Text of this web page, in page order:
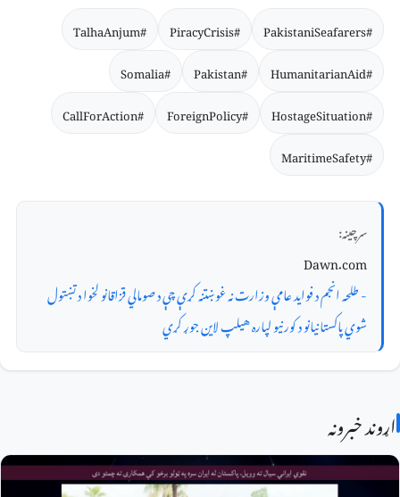
#PakistaniSeafarers
#PiracyCrisis
#TalhaAnjum
#HumanitarianAid
#Pakistan
#Somalia
#HostageSituation
#ForeignPolicy
#CallForAction
#MaritimeSafety
سرچینه:
Dawn.com
- طلحه انجم د فوايد عامې وزارت نه غوښتنه کړې چې د صومالي قزاقانو لخوا د تښتول
شوي پاکستانيانو د کورنيو لپاره هيلپ لاين جوړ کړي
اړوند خبرونه